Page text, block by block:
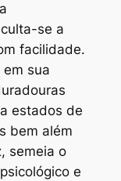
se a
facilidade.
em sua
estados de
bem além
semeia o
e